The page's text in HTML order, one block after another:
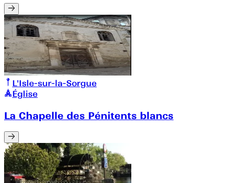
L'Isle-sur-la-Sorgue
Église
La Chapelle des Pénitents blancs